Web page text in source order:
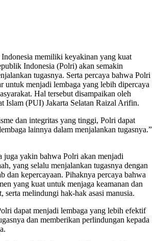
memiliki keyakinan yang kuat
Indonesia (Polri) akan semakin
tugasnya. Serta percaya bahwa Polri
untuk menjadi lembaga yang lebih dipercaya
Hal tersebut disampaikan oleh
Islam (PUI) Jakarta Selatan Raizal Arifin.
dan integritas yang tinggi, Polri dapat
lainnya dalam menjalankan tugasnya.”
juga yakin bahwa Polri akan menjadi
yang selalu menjalankan tugasnya dengan
dan kepercayaan. Pihaknya percaya bahwa
yang kuat untuk menjaga keamanan dan
serta melindungi hak-hak asasi manusia.
dapat menjadi lembaga yang lebih efektif
dan memberikan perlindungan kepada